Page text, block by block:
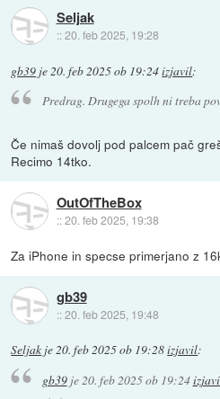
Seljak
::20. feb 2025, 19:28
gb39 je20. feb 2025 ob 19:24izjavil:
Predrag. Drugega spolh ni treba
Če nimaš dovolj pod palcem pač
Recimo 14tko.
OutOfTheBox
::20. feb 2025, 19:38
Za iPhone in specse primerjano z
gb39
::20. feb 2025, 19:48
Seljak je20. feb 2025 ob 19:28izjavil:
gb39je20. feb 2025 ob 19:24